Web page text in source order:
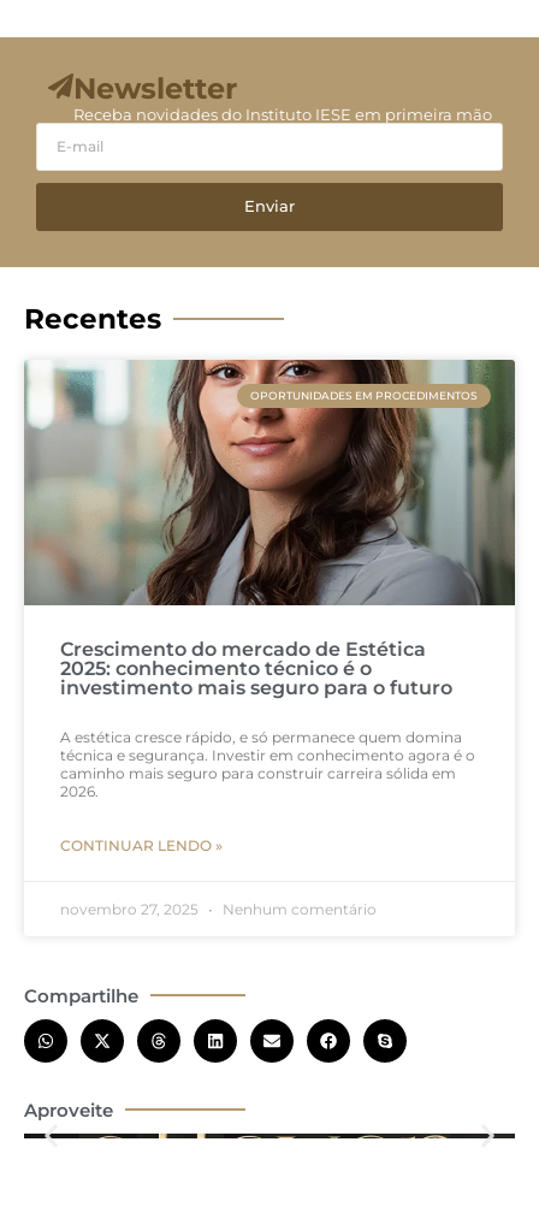
Newsletter
Receba novidades do Instituto IESE em primeira mão
Enviar
Recentes
OPORTUNIDADES EM PROCEDIMENTOS
Crescimento do mercado de Estética
2025: conhecimento técnico é o
investimento mais seguro para o futuro
A estética cresce rápido, e só permanece quem domina
técnica e segurança. Investir em conhecimento agora é o
caminho mais seguro para construir carreira sólida em
2026.
CONTINUAR LENDO »
novembro 27, 2025 Nenhum comentário
Compartilhe
Aproveite